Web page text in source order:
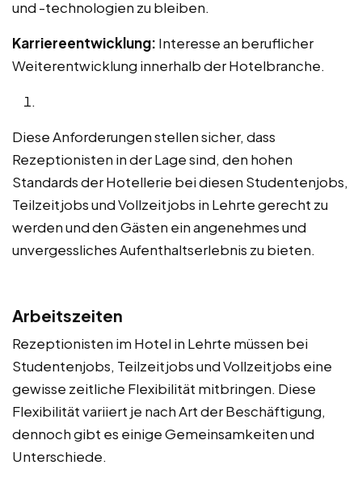
und -technologien zu bleiben.
Karriereentwicklung: Interesse an beruflicher
Weiterentwicklung innerhalb der Hotelbranche.
Diese Anforderungen stellen sicher, dass
Rezeptionisten in der Lage sind, den hohen
Standards der Hotellerie bei diesen Studentenjobs,
Teilzeitjobs und Vollzeitjobs in Lehrte gerecht zu
werden und den Gästen ein angenehmes und
unvergessliches Aufenthaltserlebnis zu bieten.
Arbeitszeiten
Rezeptionisten im Hotel in Lehrte müssen bei
Studentenjobs, Teilzeitjobs und Vollzeitjobs eine
gewisse zeitliche Flexibilität mitbringen. Diese
Flexibilität variiert je nach Art der Beschäftigung,
dennoch gibt es einige Gemeinsamkeiten und
Unterschiede.